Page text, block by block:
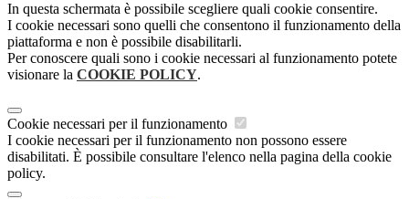
In questa schermata è possibile scegliere quali cookie consentire.
I cookie necessari sono quelli che consentono il funzionamento della
piattaforma e non è possibile disabilitarli.
Per conoscere quali sono i cookie necessari al funzionamento potete
visionare la COOKIE POLICY.
Cookie necessari per il funzionamento
I cookie necessari per il funzionamento non possono essere
disabilitati. È possibile consultare l'elenco nella pagina della cookie
policy.